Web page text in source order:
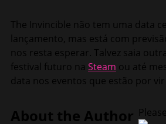
The Invincible não tem uma data
lançamento, mas está com
nos resta esperar. Talvez saia
festival futuro na Steam ou até
data nos eventos que estão por
About the Author